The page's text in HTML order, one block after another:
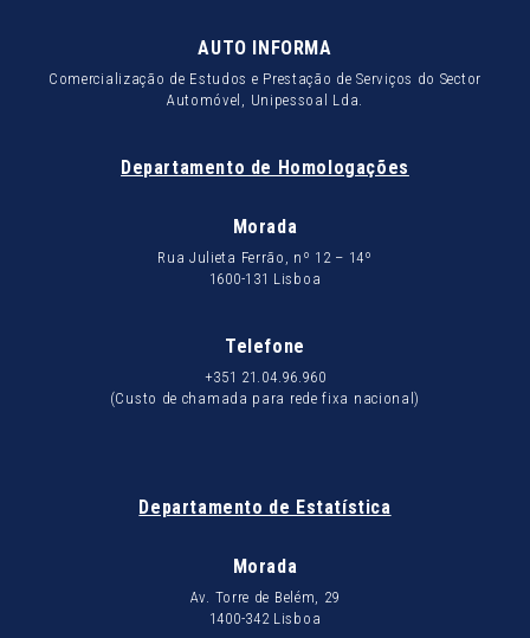
AUTO INFORMA
Comercialização de Estudos e Prestação de Serviços do Sector
Automóvel, Unipessoal Lda.
Departamento de Homologações
Morada
Rua Julieta Ferrão, nº 12 – 14º
1600-131 Lisboa
Telefone
+351 21.04.96.960
(Custo de chamada para rede fixa nacional)
Departamento de Estatística
Morada
Av. Torre de Belém, 29
1400-342 Lisboa